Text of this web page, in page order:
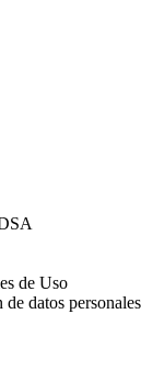
de Uso
datos personales